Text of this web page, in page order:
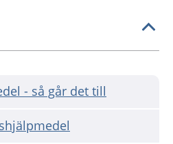
- så går det till